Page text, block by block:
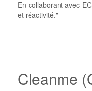
En collaborant avec
et réactivité."
Cleanme